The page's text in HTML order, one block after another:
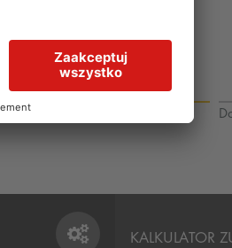
KALKULATOR